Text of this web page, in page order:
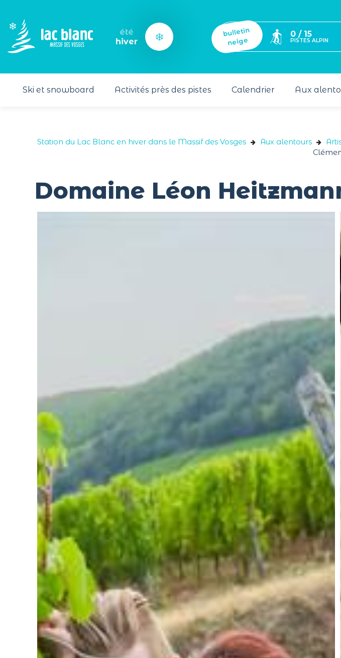
été
hiver
bulletin
neige
0 / 15
PISTES ALPIN
Ski et snowboard Activités près des pistes Calendrier Aux
Station du Lac Blanc en hiver dans le Massif des Vosges Aux alentours
Domaine Léon